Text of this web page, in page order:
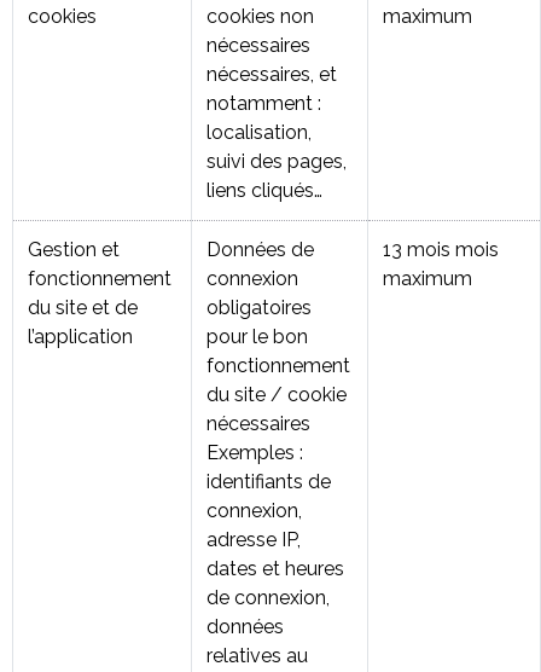
cookies
cookies non
nécessaires
nécessaires, et
notamment :
localisation,
suivi des pages,
liens cliqués…
maximum
Gestion et
fonctionnement
du site et de
l’application
Données de
connexion
obligatoires
pour le bon
fonctionnement
du site / cookie
nécessaires
Exemples :
identifiants de
connexion,
adresse IP,
dates et heures
de connexion,
données
relatives au
13 mois mois
maximum